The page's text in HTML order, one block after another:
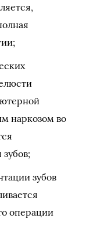
наркозом во
зубов
операции